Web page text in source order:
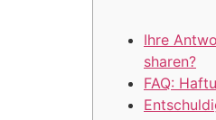
Ihre
sharen?
FAQ: